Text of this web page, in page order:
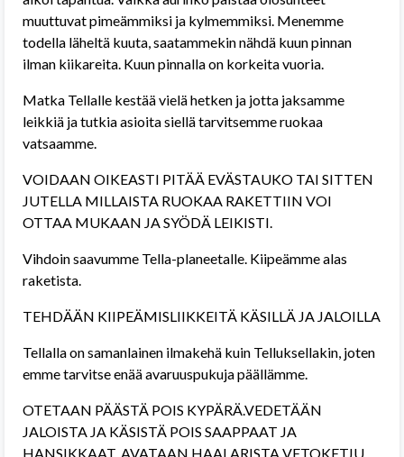
muuttuvat pimeämmiksi ja kylmemmiksi. Menemme
todella läheltä kuuta, saatammekin nähdä kuun pinnan
ilman kiikareita. Kuun pinnalla on korkeita vuoria.
Matka Tellalle kestää vielä hetken ja jotta jaksamme
leikkiä ja tutkia asioita siellä tarvitsemme ruokaa
vatsaamme.
VOIDAAN OIKEASTI PITÄÄ EVÄSTAUKO TAI SITTEN
JUTELLA MILLAISTA RUOKAA RAKETTIIN VOI
OTTAA MUKAAN JA SYÖDÄ LEIKISTI.
Vihdoin saavumme Tella-planeetalle. Kiipeämme alas
raketista.
TEHDÄÄN KIIPEÄMISLIIKKEITÄ KÄSILLÄ JA JALOILLA
Tellalla on samanlainen ilmakehä kuin Telluksellakin, joten
emme tarvitse enää avaruuspukuja päällämme.
OTETAAN PÄÄSTÄ POIS KYPÄRÄ.VEDETÄÄN
JALOISTA JA KÄSISTÄ POIS SAAPPAAT JA
HANSIKKAAT. AVATAAN HAALARISTA VETOKETJU